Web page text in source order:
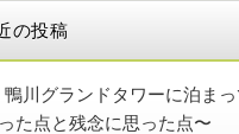
の投稿
鴨川グランドタワーに泊ま
た点と残念に思った点〜